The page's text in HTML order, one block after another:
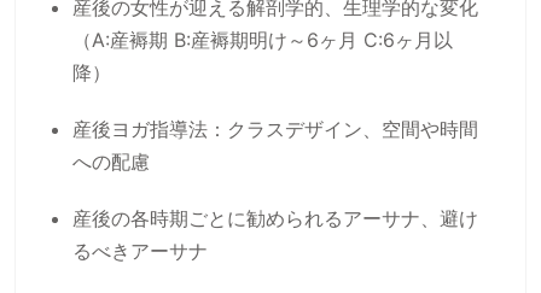
産後の女性が迎える解剖学的、生理学的な変化
（A:産褥期 B:産褥期明け～6ヶ月 C:6ヶ月以
降）
産後ヨガ指導法：クラスデザイン、空間や時間
への配慮
産後の各時期ごとに勧められるアーサナ、避け
るべきアーサナ